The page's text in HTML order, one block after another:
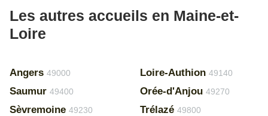
Les autres accueils en Maine-et-
Loire
Angers 49000
Saumur 49400
Sèvremoine 49230
Loire-Authion 49140
Orée-d'Anjou 49270
Trélazé 49800